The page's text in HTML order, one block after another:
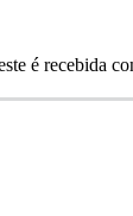
é recebida